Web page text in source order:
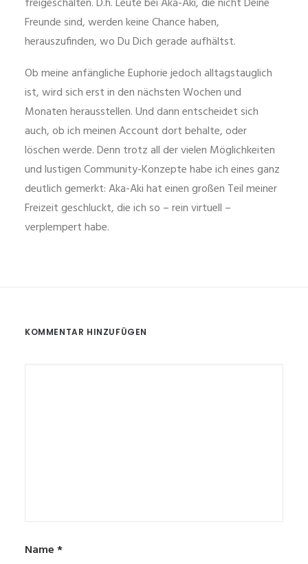
Freunde sind, werden keine Chance haben,
herauszufinden, wo Du Dich gerade aufhältst.
Ob meine anfängliche Euphorie jedoch alltagstauglich
ist, wird sich erst in den nächsten Wochen und
Monaten herausstellen. Und dann entscheidet sich
auch, ob ich meinen Account dort behalte, oder
löschen werde. Denn trotz all der vielen Möglichkeiten
und lustigen Community-Konzepte habe ich eines ganz
deutlich gemerkt: Aka-Aki hat einen großen Teil meiner
Freizeit geschluckt, die ich so – rein virtuell –
verplempert habe.
KOMMENTAR HINZUFÜGEN
Name*